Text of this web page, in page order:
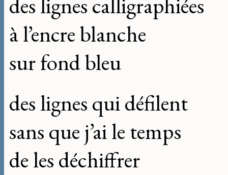
des lignes calligraphiées
à l’encre blanche
sur fond bleu
des lignes qui défilent
sans que j’ai le temps
de les déchiffrer